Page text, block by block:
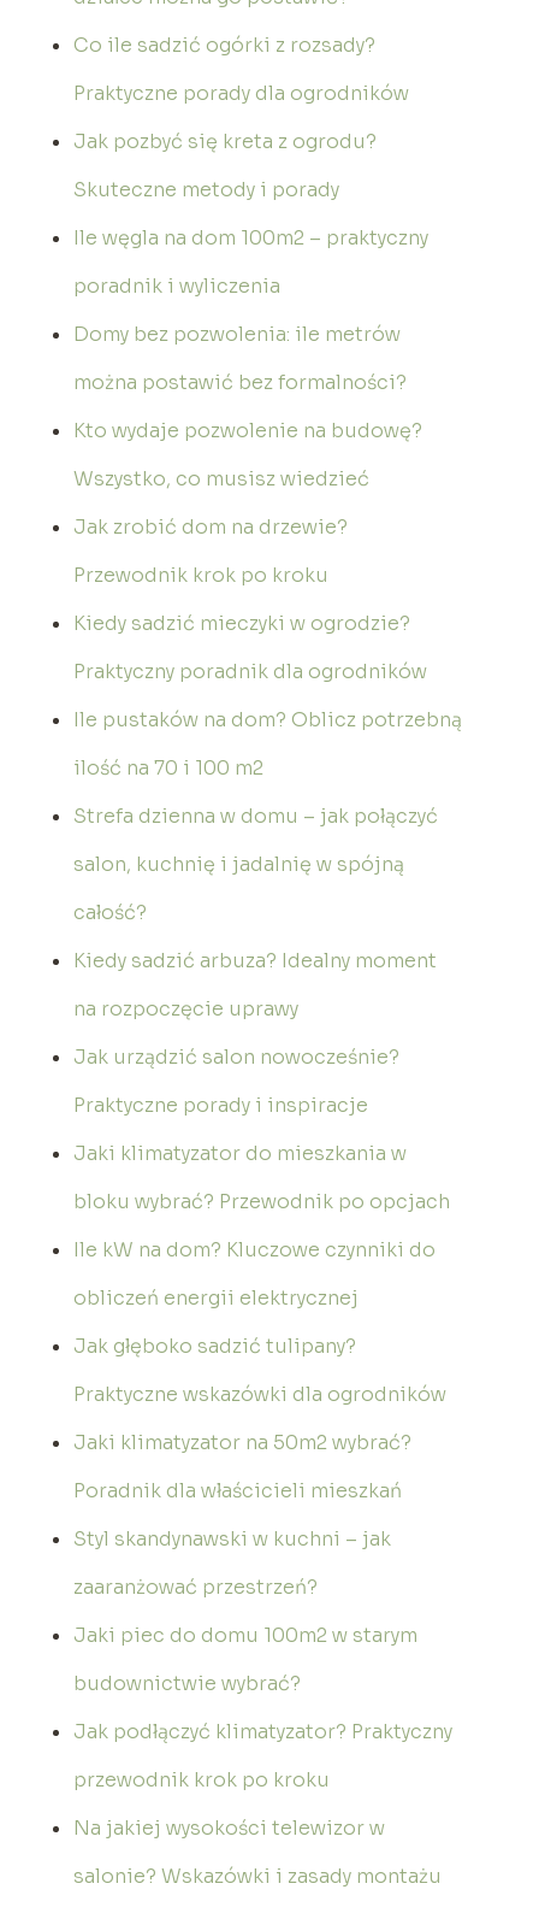
Co ile sadzić ogórki z rozsady?
Praktyczne porady dla ogrodników
Jak pozbyć się kreta z ogrodu?
Skuteczne metody i porady
Ile węgla na dom 100m2 – praktyczny
poradnik i wyliczenia
Domy bez pozwolenia: ile metrów
można postawić bez formalności?
Kto wydaje pozwolenie na budowę?
Wszystko, co musisz wiedzieć
Jak zrobić dom na drzewie?
Przewodnik krok po kroku
Kiedy sadzić mieczyki w ogrodzie?
Praktyczny poradnik dla ogrodników
Ile pustaków na dom? Oblicz potrzebną
ilość na 70 i 100 m2
Strefa dzienna w domu – jak połączyć
salon, kuchnię i jadalnię w spójną
całość?
Kiedy sadzić arbuza? Idealny moment
na rozpoczęcie uprawy
Jak urządzić salon nowocześnie?
Praktyczne porady i inspiracje
Jaki klimatyzator do mieszkania w
bloku wybrać? Przewodnik po opcjach
Ile kW na dom? Kluczowe czynniki do
obliczeń energii elektrycznej
Jak głęboko sadzić tulipany?
Praktyczne wskazówki dla ogrodników
Jaki klimatyzator na 50m2 wybrać?
Poradnik dla właścicieli mieszkań
Styl skandynawski w kuchni – jak
zaaranżować przestrzeń?
Jaki piec do domu 100m2 w starym
budownictwie wybrać?
Jak podłączyć klimatyzator? Praktyczny
przewodnik krok po kroku
Na jakiej wysokości telewizor w
salonie? Wskazówki i zasady montażu